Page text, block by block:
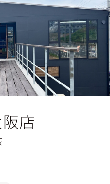
店